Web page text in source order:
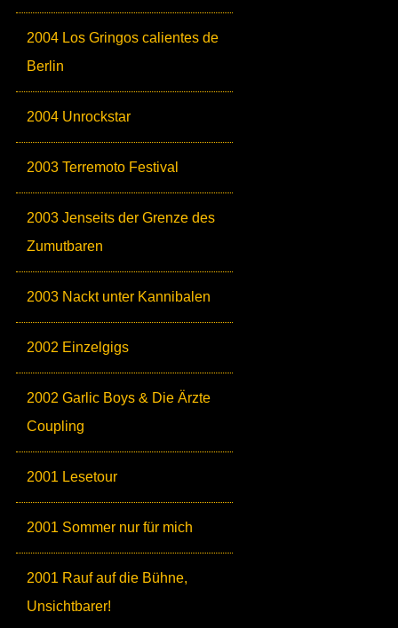
2004 Los Gringos calientes de
Berlin
2004 Unrockstar
2003 Terremoto Festival
2003 Jenseits der Grenze des
Zumutbaren
2003 Nackt unter Kannibalen
2002 Einzelgigs
2002 Garlic Boys & Die Ärzte
Coupling
2001 Lesetour
2001 Sommer nur für mich
2001 Rauf auf die Bühne,
Unsichtbarer!